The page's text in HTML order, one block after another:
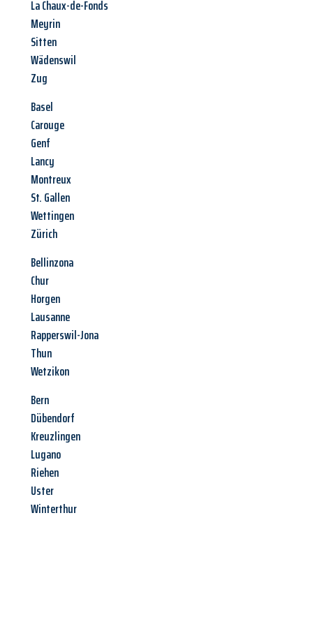
La Chaux-de-Fonds
Meyrin
Sitten
Wädenswil
Zug
Basel
Carouge
Genf
Lancy
Montreux
St. Gallen
Wettingen
Zürich
Bellinzona
Chur
Horgen
Lausanne
Rapperswil-Jona
Thun
Wetzikon
Bern
Dübendorf
Kreuzlingen
Lugano
Riehen
Uster
Winterthur